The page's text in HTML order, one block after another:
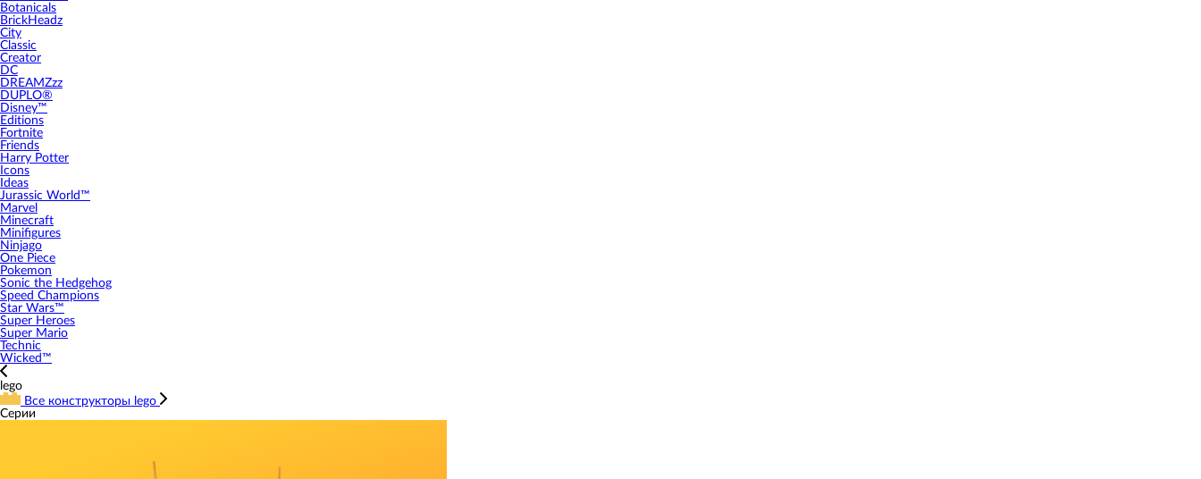
Botanicals
BrickHeadz
City
Classic
Creator
DC
DREAMZzz
DUPLO®
Disney™
Editions
Fortnite
Friends
Harry Potter
Icons
Ideas
Jurassic World™
Marvel
Minecraft
Minifigures
Ninjago
One Piece
Pokemon
Sonic the Hedgehog
Speed Champions
Star Wars™
Super Heroes
Super Mario
Technic
Wicked™
lego
Все конструкторы lego
Серии